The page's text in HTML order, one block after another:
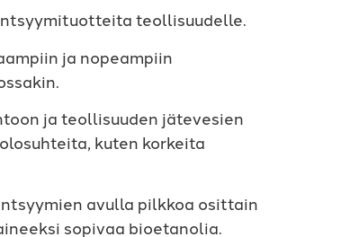
teollisuudelle.
ja nopeampiin
ja teollisuuden jätevesien
kuten korkeita
avulla pilkkoa osittain
sopivaa bioetanolia.